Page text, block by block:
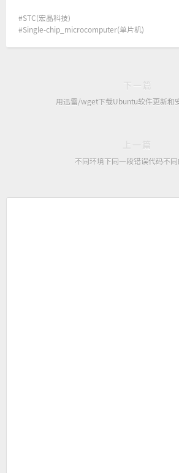
STC(宏晶科技)
Single-chip_microcomputer(单片机)
下一篇
用迅雷/wget下载Ubuntu软件更新和
上一篇
不同环境下同一段错误代码不